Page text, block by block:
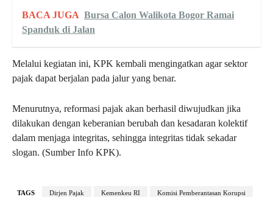
BACA JUGA Bursa Calon Walikota Bogor Ramai
Spanduk di Jalan
Melalui kegiatan ini, KPK kembali mengingatkan agar sektor
pajak dapat berjalan pada jalur yang benar.
Menurutnya, reformasi pajak akan berhasil diwujudkan jika
dilakukan dengan keberanian berubah dan kesadaran kolektif
dalam menjaga integritas, sehingga integritas tidak sekadar
slogan. (Sumber Info KPK).
TAGS Dirjen Pajak Kemenkeu RI Komisi Pemberantasan Korupsi